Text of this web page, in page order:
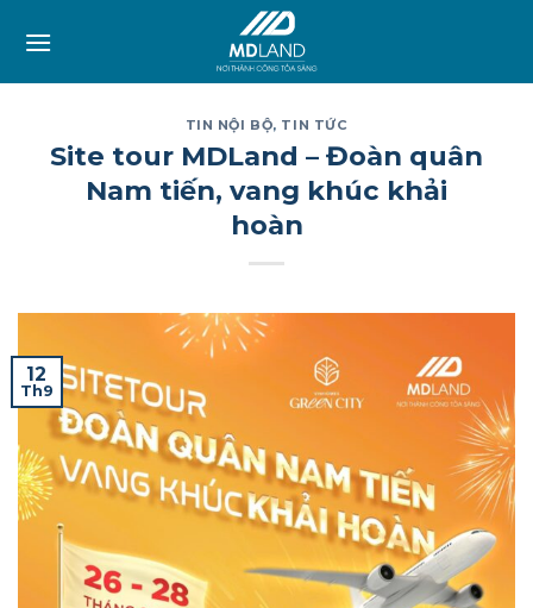
TIN NỘI BỘ, TIN TỨC
Site tour MDLand – Đoàn quân
Nam tiến, vang khúc khải
hoàn
12
Th9